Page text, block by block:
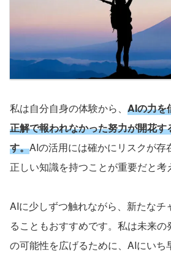
私は自分自身の体験から、 AIの力を
正解で報われなかった努力が開花
す。AIの活用には確かにリスクが存
正しい知識を持つことが重要だと考
AIに少しずつ触れながら、新たなチ
ることもおすすめです。私は未来
の可能性を広げるために、 AIにいち